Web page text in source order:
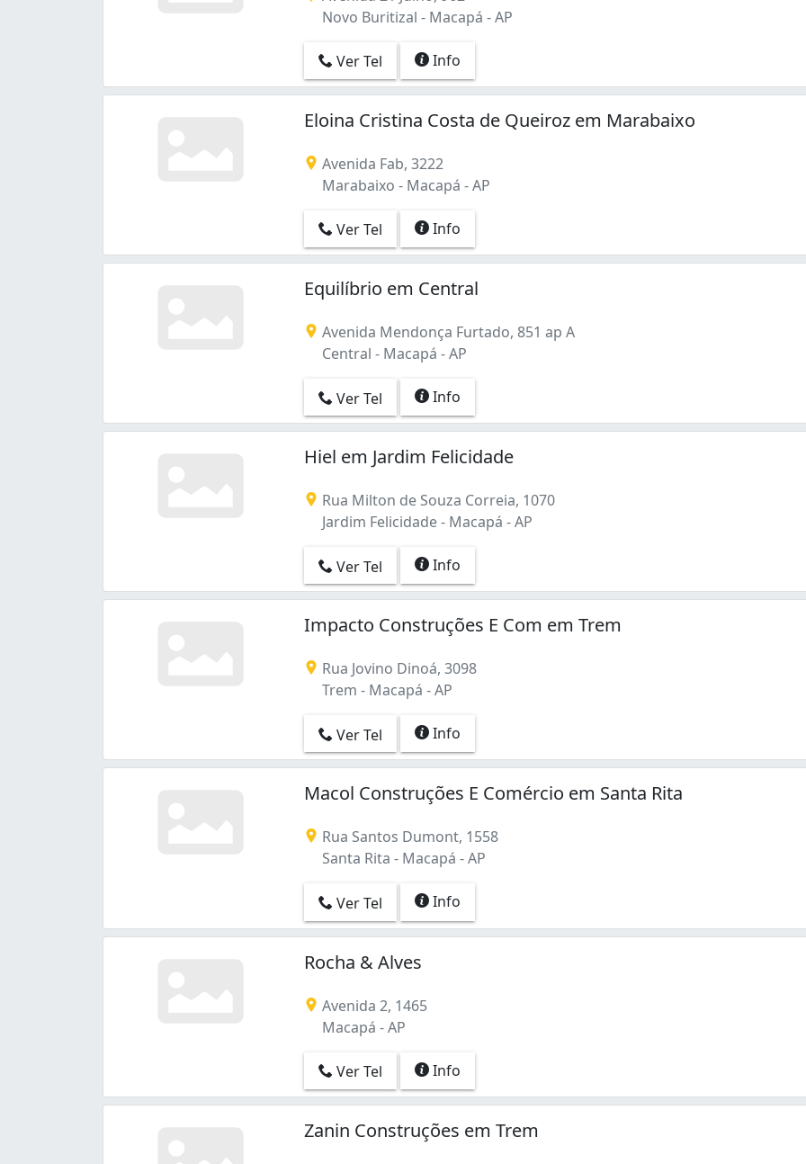
Novo Buritizal - Macapá - AP
Ver Tel Info
Eloina Cristina Costa de Queiroz em Marabaixo
Avenida Fab, 3222
Marabaixo - Macapá - AP
Ver Tel Info
Equilíbrio em Central
Avenida Mendonça Furtado, 851 ap A
Central - Macapá - AP
Ver Tel Info
Hiel em Jardim Felicidade
Rua Milton de Souza Correia, 1070
Jardim Felicidade - Macapá - AP
Ver Tel Info
Impacto Construções E Com em Trem
Rua Jovino Dinoá, 3098
Trem - Macapá - AP
Ver Tel Info
Macol Construções E Comércio em Santa Rita
Rua Santos Dumont, 1558
Santa Rita - Macapá - AP
Ver Tel Info
Rocha & Alves
Avenida 2, 1465
Macapá - AP
Ver Tel Info
Zanin Construções em Trem